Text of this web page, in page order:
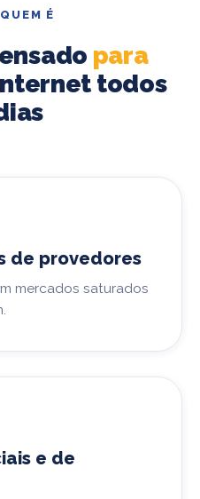
É
para
todos
de provedores
mercados saturados
e de